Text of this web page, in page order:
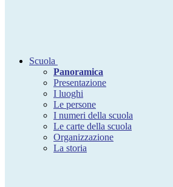
Scuola
Panoramica
Presentazione
I luoghi
Le persone
I numeri della scuola
Le carte della scuola
Organizzazione
La storia